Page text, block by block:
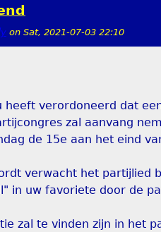
on Sat, 2021-07-03 22:10
heeft verordoneerd dat
zal aanvang
de 15e aan het eind
verwacht het partijlied
in uw favoriete door de
zal te vinden zijn in het